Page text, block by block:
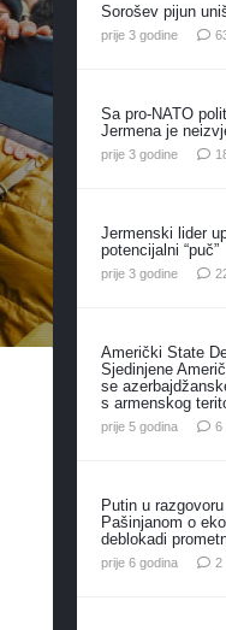
Sorošev pijun
prije 3 godine
Sa pro-NATO
Jermena je
prije 3 godine
Jermenski lider
potencijalni “puč”
prije 3 godine
Američki State
Sjedinjene
se
s armenskog
prije 5 godina 6
Putin u
Pašinjanom o
deblokadi
prije 6 godina 2